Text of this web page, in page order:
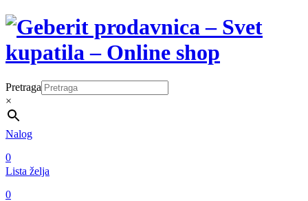
Pretraga
×
Nalog
0
Lista želja
0